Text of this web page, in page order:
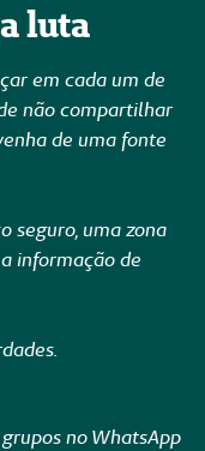
luta
em cada um de
não compartilhar
de uma fonte
seguro, uma zona
informação de
no WhatsApp